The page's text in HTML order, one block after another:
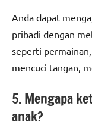
Anda dapat
pribadi dengan
seperti
mencuci tangan,
5. Mengapa
anak?